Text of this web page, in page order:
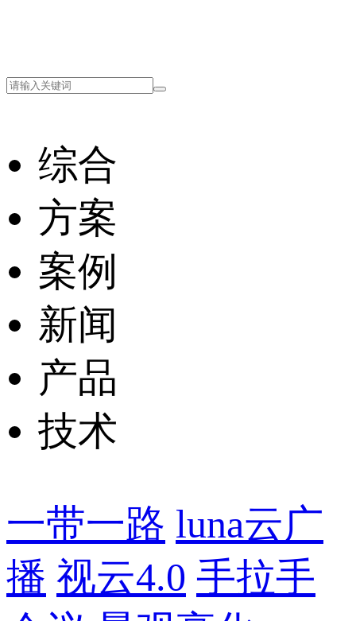
综合
方案
案例
新闻
产品
技术
一带一路 luna云广
播 视云4.0 手拉手